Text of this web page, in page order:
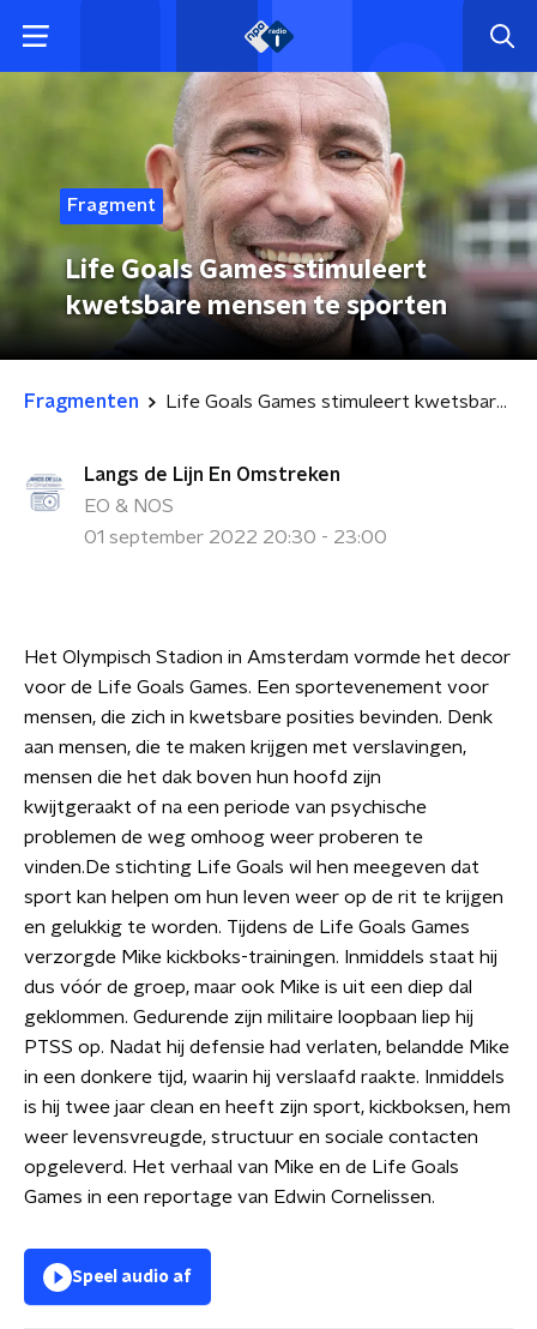
Fragment
Life Goals Games stimuleert
kwetsbare mensen te sporten
Fragmenten Life Goals Games stimuleert kwetsbare mensen te sporten
Langs de Lijn En Omstreken
EO & NOS
01 september 2022 20:30 - 23:00
Het Olympisch Stadion in Amsterdam vormde het decor
voor de Life Goals Games. Een sportevenement voor
mensen, die zich in kwetsbare posities bevinden. Denk
aan mensen, die te maken krijgen met verslavingen,
mensen die het dak boven hun hoofd zijn
kwijtgeraakt of na een periode van psychische
problemen de weg omhoog weer proberen te
vinden.De stichting Life Goals wil hen meegeven dat
sport kan helpen om hun leven weer op de rit te krijgen
en gelukkig te worden. Tijdens de Life Goals Games
verzorgde Mike kickboks-trainingen. Inmiddels staat hij
dus vóór de groep, maar ook Mike is uit een diep dal
geklommen. Gedurende zijn militaire loopbaan liep hij
PTSS op. Nadat hij defensie had verlaten, belandde Mike
in een donkere tijd, waarin hij verslaafd raakte. Inmiddels
is hij twee jaar clean en heeft zijn sport, kickboksen, hem
weer levensvreugde, structuur en sociale contacten
opgeleverd. Het verhaal van Mike en de Life Goals
Games in een reportage van Edwin Cornelissen.
Speel audio af